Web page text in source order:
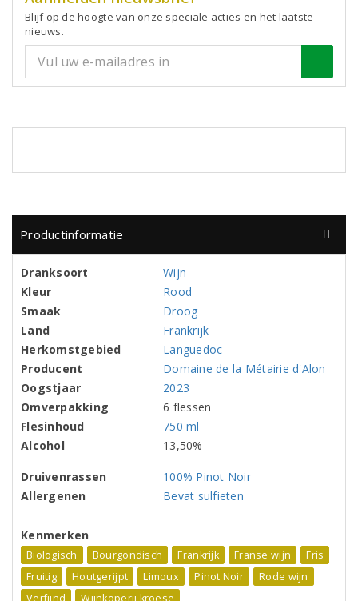
Blijf op de hoogte van onze speciale acties en het laatste
nieuws.
Productinformatie
Dranksoort
Wijn
Kleur
Rood
Smaak
Droog
Land
Frankrijk
Herkomstgebied
Languedoc
Producent
Domaine de la Métairie d'Alon
Oogstjaar
2023
Omverpakking
6 flessen
Flesinhoud
750 ml
Alcohol
13,50%
Druivenrassen
100% Pinot Noir
Allergenen
Bevat sulfieten
Kenmerken
Biologisch Bourgondisch Frankrijk Franse wijn
Fris
Fruitig
Houtgerijpt Limoux Pinot Noir
Rode wijn
Verfijnd
Wijnkoperij kroese